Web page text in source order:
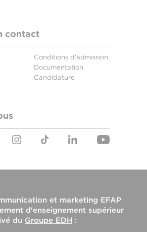
contact
Conditions d'admission
Documentation
Candidature
et marketing EFAP
d'enseignement supérieur
du Groupe EDH :